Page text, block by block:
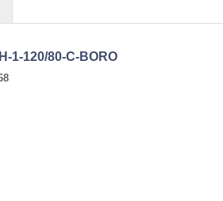
1-120/80-C-BORO